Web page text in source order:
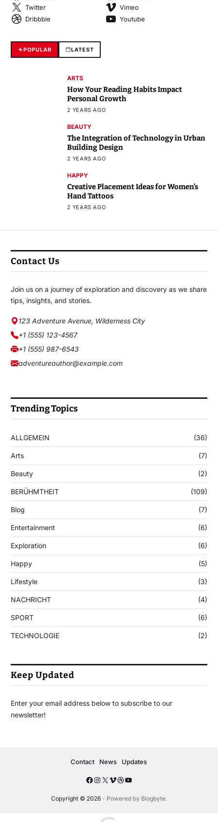
Twitter
Vimeo
Dribbble
Youtube
POPULAR LATEST
ARTS
How Your Reading Habits Impact
Personal Growth
2 YEARS AGO
BEAUTY
The Integration of Technology in Urban
Building Design
2 YEARS AGO
HAPPY
Creative Placement Ideas for Women’s
Hand Tattoos
2 YEARS AGO
Contact Us
Join us on a journey of exploration and discovery as we share
tips, insights, and stories.
123 Adventure Avenue, Wilderness City
+1 (555) 123-4567
+1 (555) 987-6543
adventureauthor@example.com
Trending Topics
ALLGEMEIN (36)
Arts (7)
Beauty (2)
BERÜHMTHEIT (109)
Blog (7)
Entertainment (6)
Exploration (6)
Happy (5)
Lifestyle (3)
NACHRICHT (4)
SPORT (6)
TECHNOLOGIE (2)
Keep Updated
Enter your email address below to subscribe to our
newsletter!
Copyright © 2026- Powered by Blogbyte.
Contact News Updates